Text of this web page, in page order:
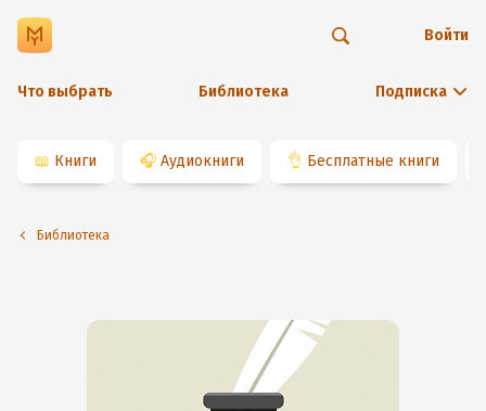
Что выбрать Библиотека Подписка
Войти
📖 Книги 🎧 Аудиокниги 👌 Бесплатные книги
Библиотека